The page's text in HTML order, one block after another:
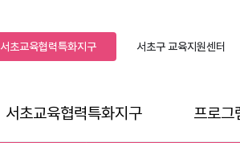
서초교육협력특화지구 서초구교육지원센터
서초교육협력특화지구 프로그